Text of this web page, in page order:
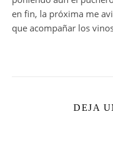
en fin, la próxima me
que acompañar los
DEJA